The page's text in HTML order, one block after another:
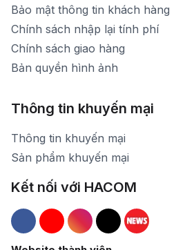
Bảo mật thông tin khách hàng
Chính sách nhập lại tính phí
Chính sách giao hàng
Bản quyền hình ảnh
Thông tin khuyến mại
Thông tin khuyến mại
Sản phẩm khuyến mại
Kết nối với HACOM
Hacom Facebook
Hacom YouTube
Hacom Instagram
Hacom TikTok